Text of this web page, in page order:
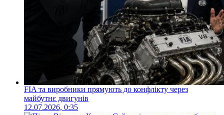
FIA та виробники прямують до конфлікту через
майбутнє двигунів
12.07.2026, 0:35